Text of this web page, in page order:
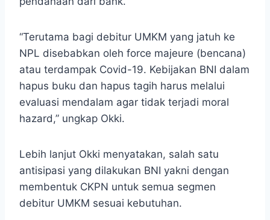
“Terutama bagi debitur UMKM yang jatuh ke
NPL disebabkan oleh force majeure (bencana)
atau terdampak Covid-19. Kebijakan BNI dalam
hapus buku dan hapus tagih harus melalui
evaluasi mendalam agar tidak terjadi moral
hazard,” ungkap Okki.
Lebih lanjut Okki menyatakan, salah satu
antisipasi yang dilakukan BNI yakni dengan
membentuk CKPN untuk semua segmen
debitur UMKM sesuai kebutuhan.